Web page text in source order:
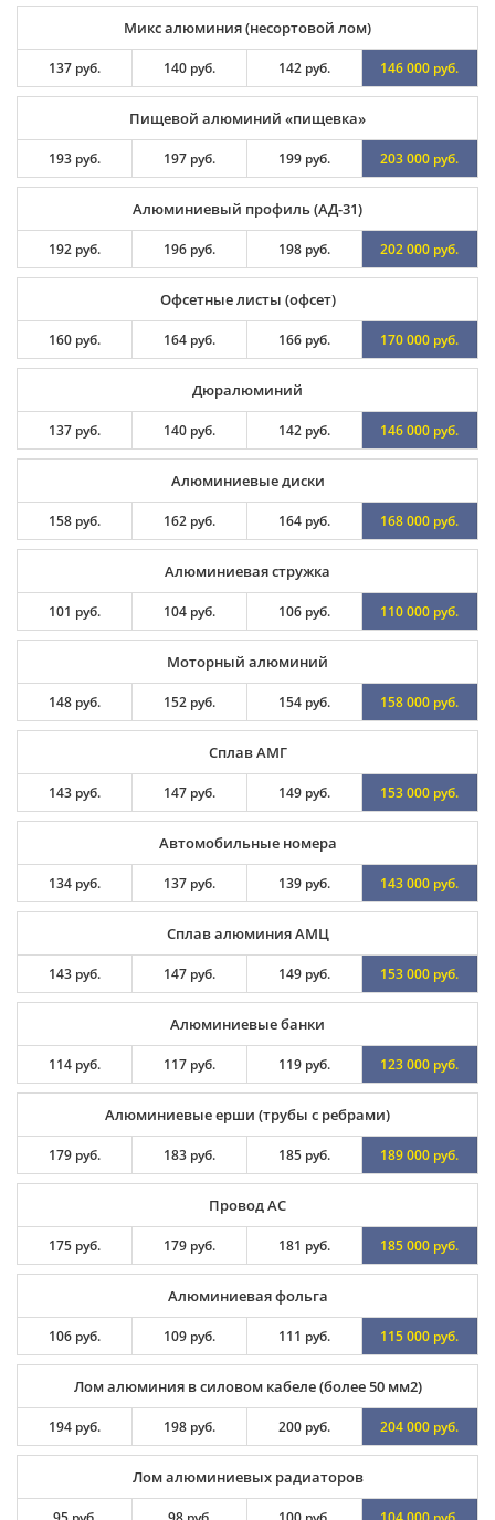
Микс алюминия (несортовой лом)
137 руб. 140 руб. 142 руб. 146 000 руб.
Пищевой алюминий «пищевка»
193 руб. 197 руб. 199 руб. 203 000 руб.
Алюминиевый профиль (АД-31)
192 руб. 196 руб. 198 руб. 202 000 руб.
Офсетные листы (офсет)
160 руб. 164 руб. 166 руб. 170 000 руб.
Дюралюминий
137 руб. 140 руб. 142 руб. 146 000 руб.
Алюминиевые диски
158 руб. 162 руб. 164 руб. 168 000 руб.
Алюминиевая стружка
101 руб. 104 руб. 106 руб. 110 000 руб.
Моторный алюминий
148 руб. 152 руб. 154 руб. 158 000 руб.
Сплав АМГ
143 руб. 147 руб. 149 руб. 153 000 руб.
Автомобильные номера
134 руб. 137 руб. 139 руб. 143 000 руб.
Сплав алюминия АМЦ
143 руб. 147 руб. 149 руб. 153 000 руб.
Алюминиевые банки
114 руб. 117 руб. 119 руб. 123 000 руб.
Алюминиевые ерши (трубы с ребрами)
179 руб. 183 руб. 185 руб. 189 000 руб.
Провод АС
175 руб. 179 руб. 181 руб. 185 000 руб.
Алюминиевая фольга
106 руб. 109 руб. 111 руб. 115 000 руб.
Лом алюминия в силовом кабеле (более 50 мм2)
194 руб. 198 руб. 200 руб. 204 000 руб.
Лом алюминиевых радиаторов